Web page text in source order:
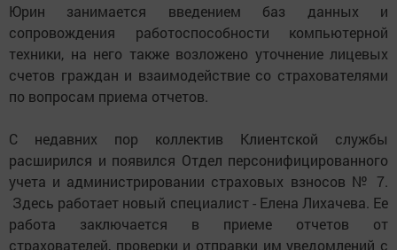
Юрин занимается введением баз данных и
сопровождения работоспособности компьютерной
техники, на него также возложено уточнение лицевых
счетов граждан и взаимодействие со страхователями
по вопросам приема отчетов.
С недавних пор коллектив Клиентской службы
расширился и появился Отдел персонифицированного
учета и администрировании страховых взносов № 7.
Здесь работает новый специалист - Елена Лихачева. Ее
работа заключается в приеме отчетов от
страхователей, проверки и отправки им уведомлений с